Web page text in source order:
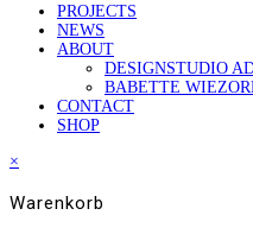
PROJECTS
NEWS
ABOUT
DESIGNSTUDIO
BABETTE
CONTACT
SHOP
×
Warenkorb